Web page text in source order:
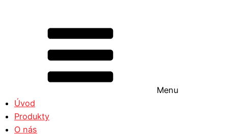
Menu
Úvod
Produkty
O nás